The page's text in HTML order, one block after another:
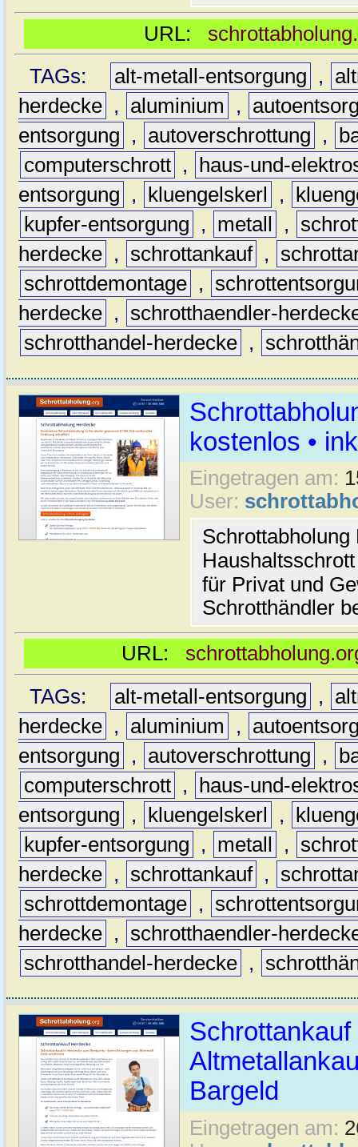
URL:
TAGs:
alt-metall-entsorgung ,
herdecke , aluminium ,
entsorgung
, autoverschrottung ,
computerschrott ,
haus-und-
entsorgung
, kluengelskerl ,
kupfer-entsorgung
, metall ,
herdecke , schrottankauf ,
schrottdemontage ,
herdecke ,
schrotthaendler-
schrotthandel-herdecke ,
kostenlos •
Eingetragen am:
User:
für Privat und
Schrotthändler
URL:
TAGs:
alt-metall-entsorgung ,
herdecke , aluminium ,
entsorgung
, autoverschrottung ,
computerschrott ,
haus-und-
entsorgung
, kluengelskerl ,
kupfer-entsorgung
, metall ,
herdecke , schrottankauf ,
schrottdemontage ,
herdecke ,
schrotthaendler-
schrotthandel-herdecke ,
Schrottankauf
Bargeld
Eingetragen am: